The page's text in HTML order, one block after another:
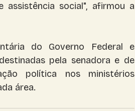
assistência social", afirmou a
do Governo Federal e
pela senadora e de
política nos ministérios
área.